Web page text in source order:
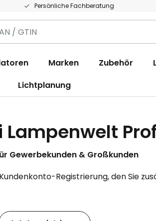
Persönliche Fachberatung
Marken Zubehör
Lichtplanung
Gewerbekunden & Großkunden
Registrierung, den Sie